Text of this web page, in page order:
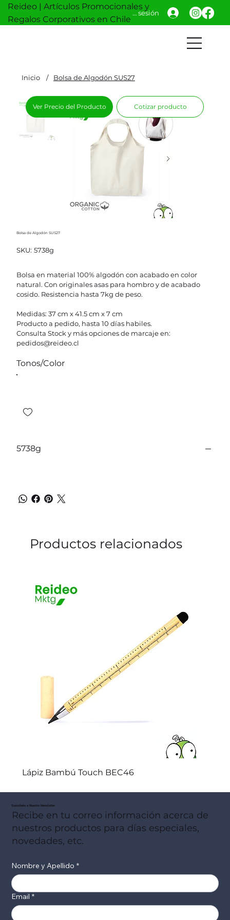
Reideo | Artículos Promocionales y
Regalos Corporativos en Chile
Iniciar sesión
Inicio / Bolsa de Algodón SUS27
Bolsa de Algodón SUS27
SKU: SKU
5738g
5738g
Bolsa en material 100% algodón con acabado en color
natural. Con originales asas para hombro y de acabado
cosido. Resistencia hasta 7kg de peso.
Medidas: 37 cm x 41.5 cm x 7 cm
Producto a pedido, hasta 10 días habiles.
Consulta Stock y más opciones de marcaje en:
pedidos@reideo.cl
Tonos/Color
5738g
Ver Precio del Producto Cotizar producto
Productos relacionados
Lápiz Bambú Touch BEC46
Suscribete a Nuestro Newsletter
Recibe en tu correo información acerca de
nuestros productos para días especiales,
novedades, etc.
Nombre y Apellido *
Email *